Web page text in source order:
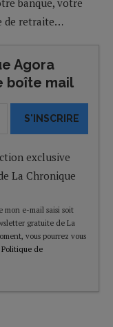
de retraite…
Agora
boîte mail
S'INSCRIRE
exclusive
La Chronique
mon e-mail saisi soit
gratuite de La
vous pourrez vous
Politique de